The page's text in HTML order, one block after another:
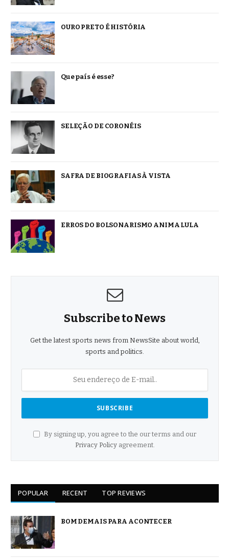
OURO PRETO É HISTÓRIA
Que país é esse?
SELEÇÃO DE CORONÉIS
SAFRA DE BIOGRAFIAS À VISTA
ERROS DO BOLSONARISMO ANIMA LULA
Subscribe to News
Get the latest sports news from NewsSite about world,
sports and politics.
By signing up, you agree to the our terms and our
Privacy Policyagreement.
POPULAR RECENT TOP REVIEWS
BOM DEMAIS PARA ACONTECER